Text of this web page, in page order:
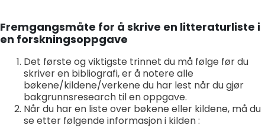
Fremgangsmåte for å skrive en litteraturliste i
en forskningsoppgave
Det første og viktigste trinnet du må følge før du
skriver en bibliografi, er å notere alle
bøkene/kildene/verkene du har lest når du gjør
bakgrunnsresearch til en oppgave.
Når du har en liste over bøkene eller kildene, må du
se etter følgende informasjon i kilden :